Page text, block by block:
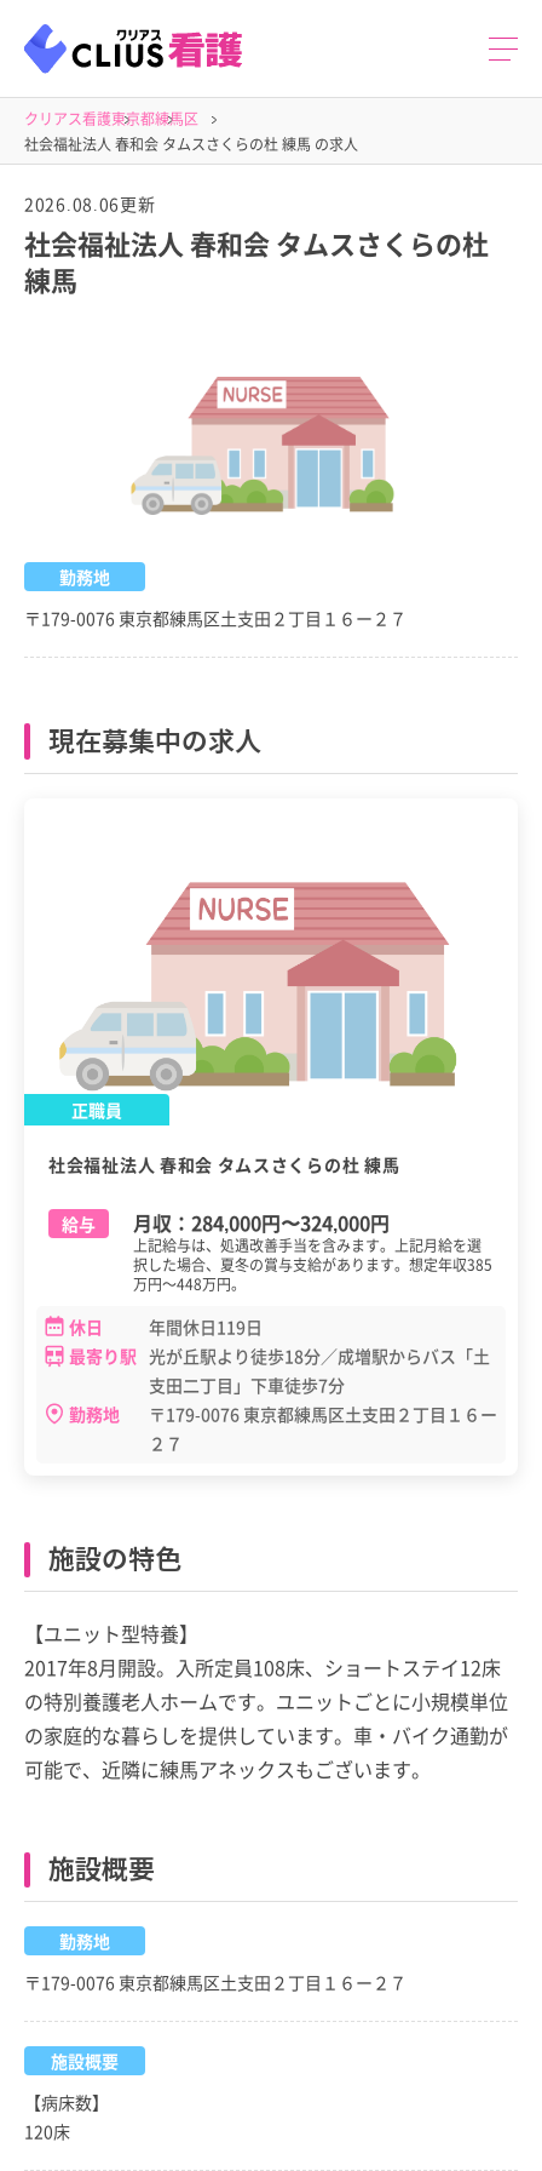
クリアス看護東京都練馬区
社会福祉法人 春和会 タムスさくらの杜 練馬 の求人
2026.08.06更新
社会福祉法人 春和会 タムスさくらの杜
練馬
勤務地
〒179-0076 東京都練馬区土支田２丁目１６ー２７
現在募集中の求人
正職員
社会福祉法人 春和会 タムスさくらの杜 練馬
給与 月収： 284,000円〜324,000円
上記給与は、処遇改善手当を含みます。上記月給を選
択した場合、夏冬の賞与支給があります。想定年収385
万円～448万円。
休日
年間休日119日
最寄り駅 光が丘駅より徒歩18分／成増駅からバス「土
支田二丁目」下車徒歩7分
勤務地
〒179-0076 東京都練馬区土支田２丁目１６ー
２７
施設の特色
【ユニット型特養】
2017年8月開設。入所定員108床、ショートステイ12床
の特別養護老人ホームです。ユニットごとに小規模単位
の家庭的な暮らしを提供しています。車・バイク通勤が
可能で、近隣に練馬アネックスもございます。
施設概要
勤務地
〒179-0076 東京都練馬区土支田２丁目１６ー２７
施設概要
【病床数】
120床